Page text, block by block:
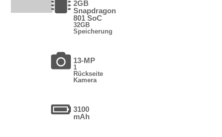
2GB
Snapdragon
801 SoC
32GB
Speicherung
13-MP
1
Rückseite
Kamera
3100
mAh